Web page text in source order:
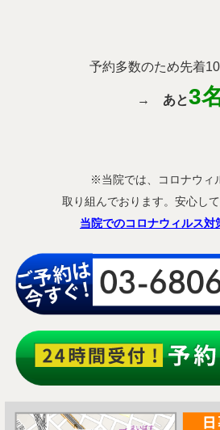
予約多数のため先着
→ あと3
※当院では、コロナウィ
取り組んでおります。安心して
当院でのコロナウィルス対